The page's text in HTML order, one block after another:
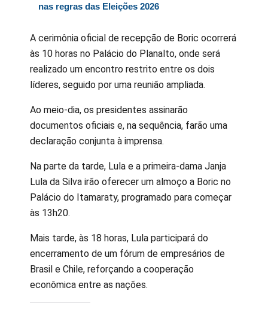
nas regras das Eleições 2026
A cerimônia oficial de recepção de Boric ocorrerá
às 10 horas no Palácio do Planalto, onde será
realizado um encontro restrito entre os dois
líderes, seguido por uma reunião ampliada.
Ao meio-dia, os presidentes assinarão
documentos oficiais e, na sequência, farão uma
declaração conjunta à imprensa.
Na parte da tarde, Lula e a primeira-dama Janja
Lula da Silva irão oferecer um almoço a Boric no
Palácio do Itamaraty, programado para começar
às 13h20.
Mais tarde, às 18 horas, Lula participará do
encerramento de um fórum de empresários de
Brasil e Chile, reforçando a cooperação
econômica entre as nações.